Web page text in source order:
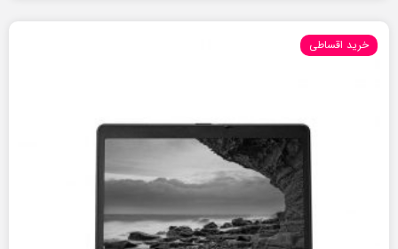
خرید اقساطی